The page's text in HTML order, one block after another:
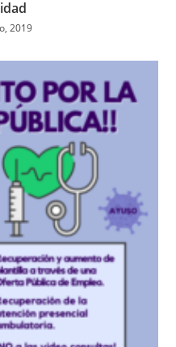
2019